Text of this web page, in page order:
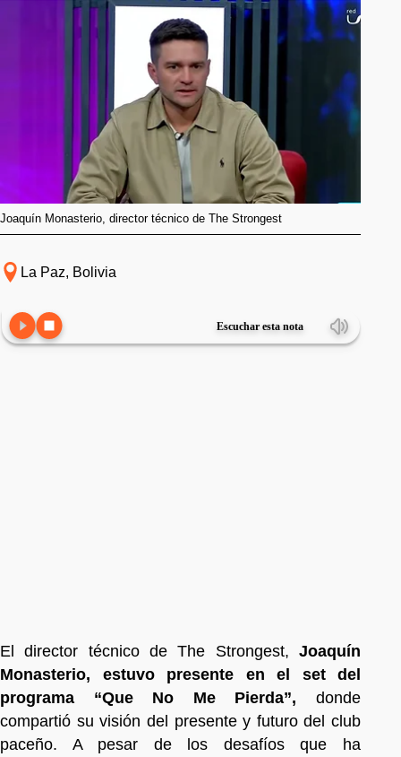
Joaquín Monasterio, director técnico de The Strongest
La Paz, Bolivia
Escuchar esta nota
El director técnico de The Strongest, Joaquín
Monasterio, estuvo presente en el set del
programa “Que No Me Pierda”, donde
compartió su visión del presente y futuro del club
paceño. A pesar de los desafíos que ha